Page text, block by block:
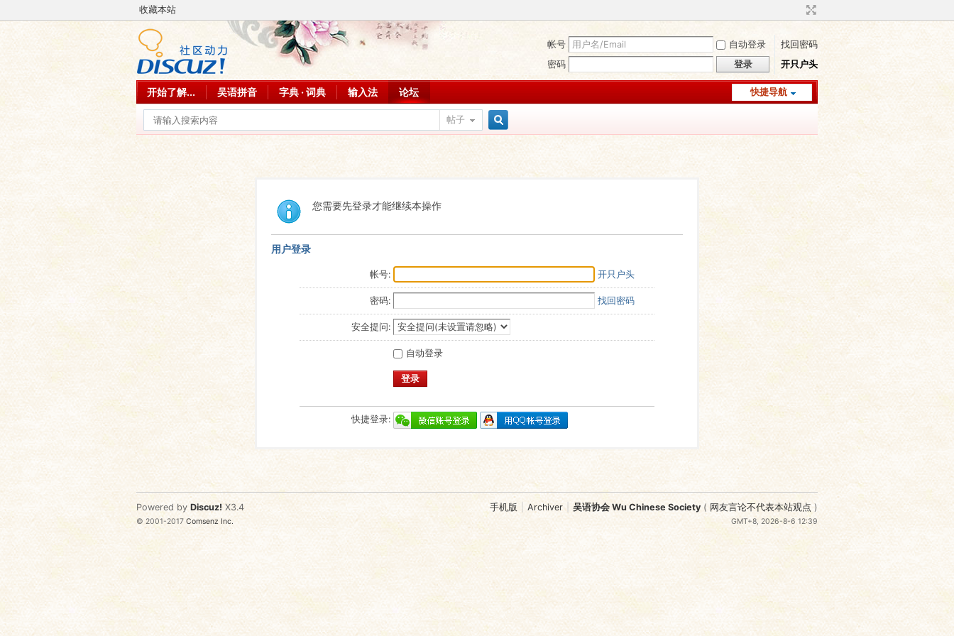
收藏本站
帐号 自动登录
找回密码
密码
登录 开只户头
快捷导航
开始了解... 吴语拼音 字典 · 词典 输入法 论坛
帖子
您需要先登录才能继续本操作
用户登录
帐号: 开只户头
密码: 找回密码
安全提问:
自动登录
登录
快捷登录:
手机版 Archiver 吴语协会 Wu Chinese Society ( 网友言论不代表本站观点 )
GMT+8, 2026-8-6 12:39
Powered by Discuz! X3.4
© 2001-2017Comsenz Inc.